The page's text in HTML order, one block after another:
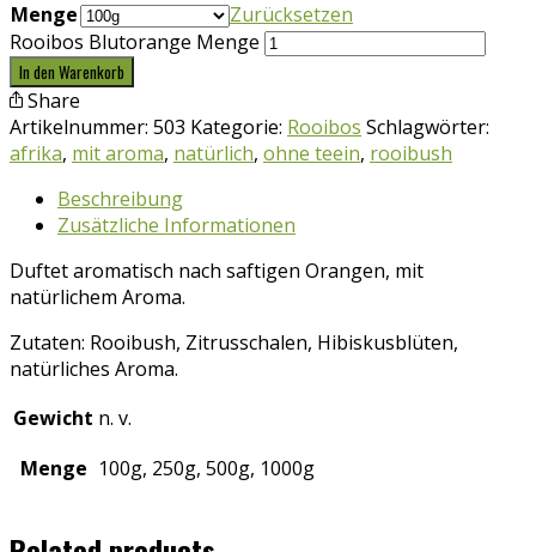
Menge
Zurücksetzen
Rooibos Blutorange Menge
In den Warenkorb
Share
Artikelnummer: 503 Kategorie: Rooibos Schlagwörter:
afrika, mit aroma, natürlich, ohne teein, rooibush
Beschreibung
Zusätzliche Informationen
Duftet aromatisch nach saftigen Orangen, mit
natürlichem Aroma.
Zutaten: Rooibush, Zitrusschalen, Hibiskusblüten,
natürliches Aroma.
Gewicht n. v.
Menge 100g, 250g, 500g, 1000g